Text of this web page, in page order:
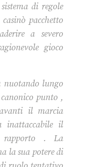
di regole
pacchetto
a severo
gioco
nuotando lungo
punto ,
il marcia
inattaccabile il
rapporto . La
la sua potere di